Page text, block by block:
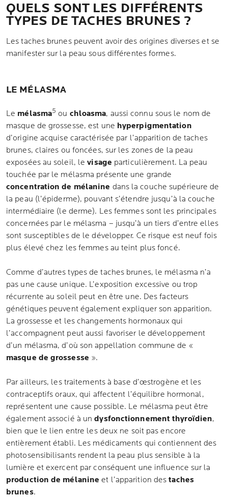
QUELS SONT LES DIFFÉRENTS
TYPES DE TACHES BRUNES ?
Les taches brunes peuvent avoir des origines diverses et se
manifester sur la peau sous différentes formes.
LE MÉLASMA
Le mélasma5 ou chloasma, aussi connu sous le nom de
masque de grossesse, est une hyperpigmentation
d’origine acquise caractérisée par l’apparition de taches
brunes, claires ou foncées, sur les zones de la peau
exposées au soleil, levisage particulièrement. La peau
touchée par le mélasma présente une grande
concentration de mélanine dans la couche supérieure de
la peau (l’épiderme), pouvant s’étendre jusqu’à la couche
intermédiaire (le derme). Les femmes sont les principales
concernées par le mélasma – jusqu’à un tiers d’entre elles
sont susceptibles de le développer. Ce risque est neuf fois
plus élevé chez les femmes au teint plus foncé.
Comme d’autres types de taches brunes, le mélasma n’a
pas une cause unique. L’exposition excessive ou trop
récurrente au soleil peut en être une. Des facteurs
génétiques peuvent également expliquer son apparition.
La grossesse et les changements hormonaux qui
l’accompagnent peut aussi favoriser le développement
d’un mélasma, d’où son appellation commune de «
masque de grossesse ».
Par ailleurs, les traitements à base d’œstrogène et les
contraceptifs oraux, qui affectent l’équilibre hormonal,
représentent une cause possible. Le mélasma peut être
également associé à undysfonctionnement thyroïdien,
bien que le lien entre les deux ne soit pas encore
entièrement établi. Les médicaments qui contiennent des
photosensibilisants rendent la peau plus sensible à la
lumière et exercent par conséquent une influence sur la
production de mélanine et l’apparition destaches
brunes.